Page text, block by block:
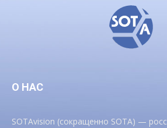
О НАС
SOTAvision (сокращенно SOTA) —